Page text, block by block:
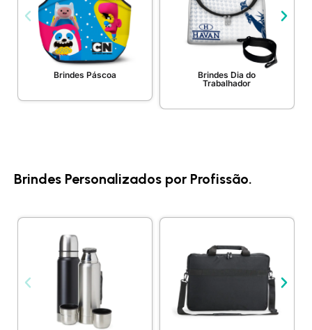
Brindes Páscoa
Brindes Dia do
Trabalhador
Brindes Personalizados por Profissão.